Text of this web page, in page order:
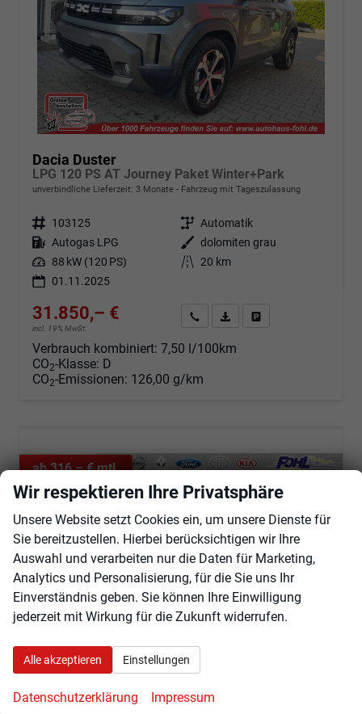
Dacia Duster
LPG 120 PS AT Journey Paket Winter+Park
unverbindliche Lieferzeit: 3 Monate Fahrzeug mit Tageszulassung
Fahrzeugnr. 103125 Getriebe Automatik
Kraftstoff Autogas LPG Außenfarbe dolomiten grau
Leistung 88 kW (120 PS) Kilometerstand 20 km
01.11.2025
31.850,– €
incl. 19% MwSt.
Angebot anfordern
Fahrzeugexpose (PDF)
Verbrauch kombiniert: 7,50 l/100km
CO2-Klasse: D
CO2-Emissionen: 126,00 g/km
ab 316,– € mtl.
Dacia Duster
sofort lieferbar Fahrzeug mit Tageszulassung
Wir respektieren Ihre Privatsphäre
Unsere Website setzt Cookies ein, um unsere Dienste für
Sie bereitzustellen. Hierbei berücksichtigen wir Ihre
Auswahl und verarbeiten nur die Daten für Marketing,
Analytics und Personalisierung, für die Sie uns Ihr
Einverständnis geben. Sie können Ihre Einwilligung
jederzeit mit Wirkung für die Zukunft widerrufen.
Alle akzeptieren Einstellungen
Datenschutzerklärung Impressum